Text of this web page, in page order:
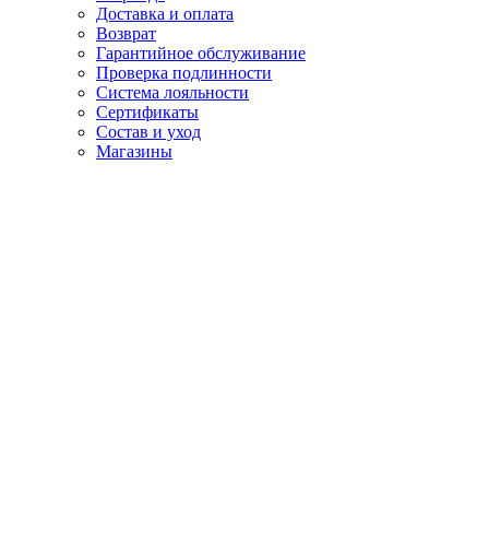
Доставка и оплата
Возврат
Гарантийное обслуживание
Проверка подлинности
Система лояльности
Сертификаты
Состав и уход
Магазины